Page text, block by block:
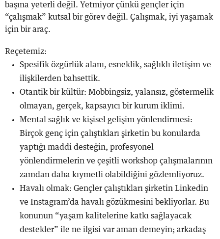
başına yeterli değil. Yetmiyor çünkü gençler için
“çalışmak” kutsal bir görev değil. Çalışmak, iyi yaşamak
için bir araç.
Reçetemiz:
Spesifik özgürlük alanı, esneklik, sağlıklı iletişim ve
ilişkilerden bahsettik.
Otantik bir kültür: Mobbingsiz, yalansız, göstermelik
olmayan, gerçek, kapsayıcı bir kurum iklimi.
Mental sağlık ve kişisel gelişim yönlendirmesi:
Birçok genç için çalıştıkları şirketin bu konularda
yaptığı maddi desteğin, profesyonel
yönlendirmelerin ve çeşitli workshop çalışmalarının
zamdan daha kıymetli olabildiğini gözlemliyoruz.
Havalı olmak: Gençler çalıştıkları şirketin Linkedin
ve Instagram’da havalı gözükmesini bekliyorlar. Bu
konunun “yaşam kalitelerine katkı sağlayacak
destekler” ile ne ilgisi var aman demeyin; arkadaş